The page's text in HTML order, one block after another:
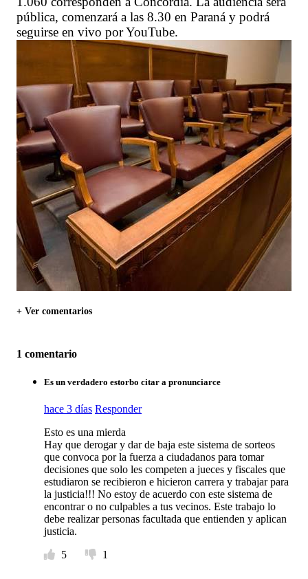
pública, comenzará a las 8.30 en Paraná y podrá
seguirse en vivo por YouTube.
+ Ver comentarios
1 comentario
Es un verdadero estorbo citar a pronunciarce
hace 3 días Responder
Esto es una mierda
Hay que derogar y dar de baja este sistema de sorteos
que convoca por la fuerza a ciudadanos para tomar
decisiones que solo les competen a jueces y fiscales que
estudiaron se recibieron e hicieron carrera y trabajar para
la justicia!!! No estoy de acuerdo con este sistema de
encontrar o no culpables a tus vecinos. Este trabajo lo
debe realizar personas facultada que entienden y aplican
justicia.
5
1